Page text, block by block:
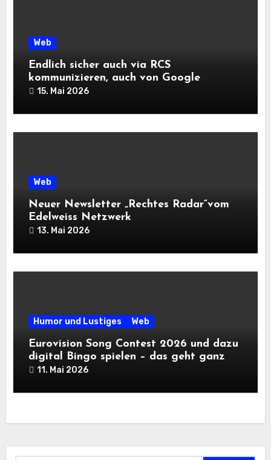
Web
Endlich sicher auch via RCS
kommunizieren, auch von Google
Android zu Apple Geräten
15. Mai 2026
Web
Neuer Newsletter „Rechtes Radar“vom
Edelweiss Netzwerk
13. Mai 2026
Humor und Lustiges Web
Eurovision Song Contest 2026 und dazu
digital Bingo spielen – das geht ganz
einfach
11. Mai 2026